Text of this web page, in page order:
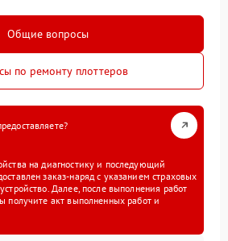
Общие вопросы
по ремонту плоттеров
на диагностику и последующий
заказ-наряд с указанием страховых
Далее, после выполнения работ
получите акт выполненных работ и